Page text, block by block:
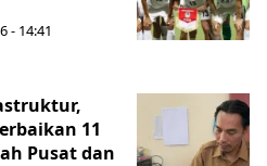
- 14:41
11
Pusat dan